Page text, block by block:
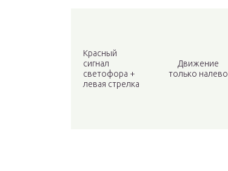
Красный
сигнал
светофора +
левая стрелка
Движение
только налево